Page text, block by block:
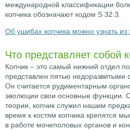
международной классификации
копчика обозначают кодом S 32.3.
Об ушибах копчика можно узнать из
Что представляет собой
Копчик – это самый нижний отдел
представлен пятью недоразвитыми
Он считается рудиментарным
эволюции свои основные функции.
теории, копчик служил нашим
время к костям копчика крепятся
в работе мочеполовых органов и